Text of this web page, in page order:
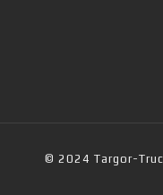
© 2024 Targor-